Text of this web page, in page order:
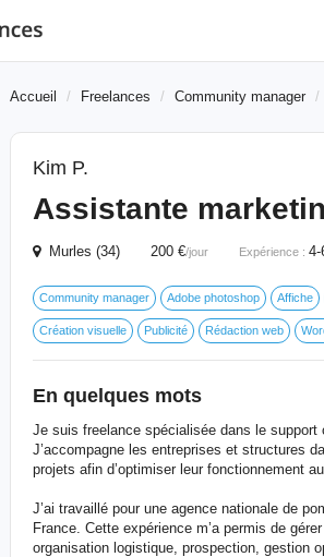
Accueil Freelances Community manager
Kim P.
Assistante
Murles (34) 200 €/jour Expérience :
Community manager Adobe photoshop Affiche
Création visuelle Publicité Rédaction web
En quelques mots
Je suis freelance spécialisée dans le support
J’accompagne les entreprises et structures
projets afin d’optimiser leur fonctionnement
J’ai travaillé pour une agence nationale de
France. Cette expérience m’a permis de
organisation logistique, prospection, gestion